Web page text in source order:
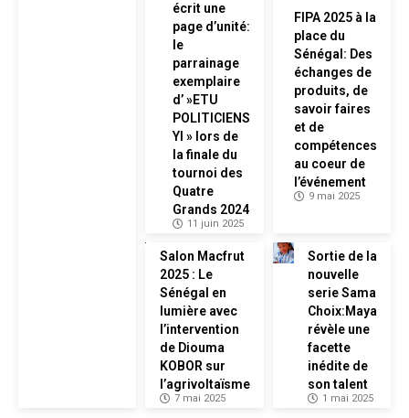
écrit une
page d’unité:
le
parrainage
exemplaire
d’ »ETU
POLITICIENS
YI » lors de
la finale du
tournoi des
Quatre
Grands 2024
11 juin 2025
FIPA 2025 à la
place du
Sénégal: Des
échanges de
produits, de
savoir faires
et de
compétences
au coeur de
l’événement
9 mai 2025
Salon Macfrut
2025 : Le
Sénégal en
lumière avec
l’intervention
de Diouma
KOBOR sur
l’agrivoltaïsme
7 mai 2025
Sortie de la
nouvelle
serie Sama
Choix:Maya
révèle une
facette
inédite de
son talent
1 mai 2025